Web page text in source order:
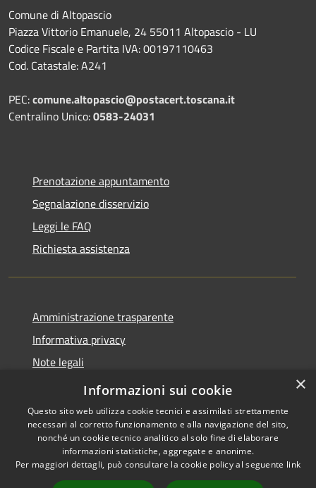
Comune di Altopascio
Piazza Vittorio Emanuele, 24 55011 Altopascio - LU
Codice Fiscale e Partita IVA: 00197110463
Cod. Catastale: A241
PEC:comune.altopascio@postacert.toscana.it
Centralino Unico:0583-24031
Prenotazione appuntamento
Segnalazione disservizio
Leggi le FAQ
Richiesta assistenza
Amministrazione trasparente
Informativa privacy
Note legali
Dichiarazione di accessibilità
Accessibilità
Copyright © 2026 • Comune di
Altopascio • Powered by
×
Informazioni sui cookie
Questo sito web utilizza cookie tecnici e assimilati strettamente
necessari al corretto funzionamento e alla navigazione del sito,
nonché un cookie tecnico analitico al solo fine di elaborare
informazioni statistiche, aggregate e anonime.
Per maggiori dettagli, può consultare la cookie policy al seguente link